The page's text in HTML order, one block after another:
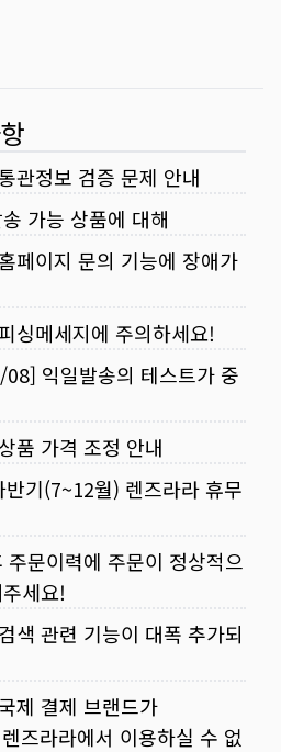
관정보 검증 문제 안내
가능 상품에 대해
페이지 문의 기능에 장애가
싱메세지에 주의하세요!
익일발송의 테스트가 중
품 가격 조정 안내
반기(7~12월) 렌즈라라 휴무
주문이력에 주문이 정상적으
세요!
색 관련 기능이 대폭 추가되
제 결제 브랜드가
즈라라에서 이용하실 수 없